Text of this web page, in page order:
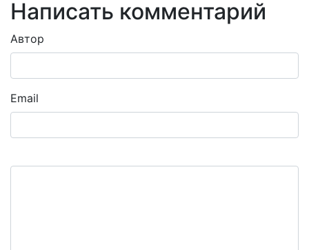
Написать комментарий
Автор
Email